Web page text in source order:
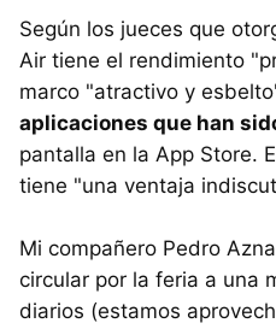
Según los jueces que
Air tiene el rendimiento
marco "atractivo y
aplicaciones que han
pantalla en la App Store.
tiene "una ventaja
Mi compañero Pedro
circular por la feria a una
diarios (estamos